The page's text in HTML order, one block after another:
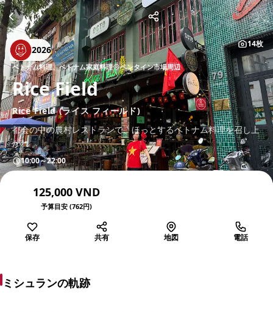
2026
14枚
ベトナム料理、ベトナム家庭料理 ベンタイン市場周辺
Rice Field
Rice Field (ライス フィールド)
都会の中の農村レストランで、ほっとするベトナム料理を召し上
がれ
10:00～22:00
125,000 VND
予算目安 (762円)
保存 共有 地図 電話
ミシュランの軌跡